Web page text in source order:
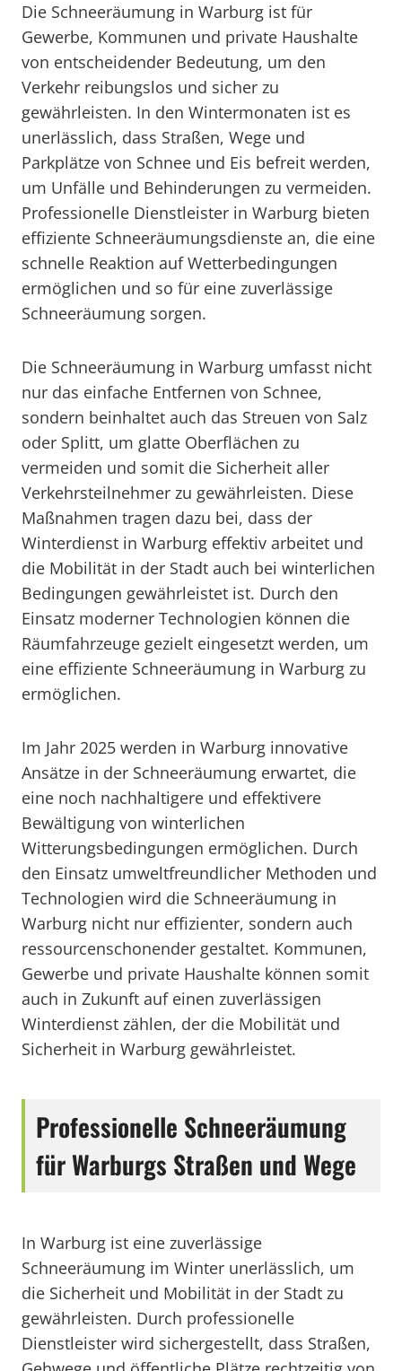
Die Schneeräumung in Warburg ist für
Gewerbe, Kommunen und private Haushalte
von entscheidender Bedeutung, um den
Verkehr reibungslos und sicher zu
gewährleisten. In den Wintermonaten ist es
unerlässlich, dass Straßen, Wege und
Parkplätze von Schnee und Eis befreit werden,
um Unfälle und Behinderungen zu vermeiden.
Professionelle Dienstleister in Warburg bieten
effiziente Schneeräumungsdienste an, die eine
schnelle Reaktion auf Wetterbedingungen
ermöglichen und so für eine zuverlässige
Schneeräumung sorgen.
Die Schneeräumung in Warburg umfasst nicht
nur das einfache Entfernen von Schnee,
sondern beinhaltet auch das Streuen von Salz
oder Splitt, um glatte Oberflächen zu
vermeiden und somit die Sicherheit aller
Verkehrsteilnehmer zu gewährleisten. Diese
Maßnahmen tragen dazu bei, dass der
Winterdienst in Warburg effektiv arbeitet und
die Mobilität in der Stadt auch bei winterlichen
Bedingungen gewährleistet ist. Durch den
Einsatz moderner Technologien können die
Räumfahrzeuge gezielt eingesetzt werden, um
eine effiziente Schneeräumung in Warburg zu
ermöglichen.
Im Jahr 2025 werden in Warburg innovative
Ansätze in der Schneeräumung erwartet, die
eine noch nachhaltigere und effektivere
Bewältigung von winterlichen
Witterungsbedingungen ermöglichen. Durch
den Einsatz umweltfreundlicher Methoden und
Technologien wird die Schneeräumung in
Warburg nicht nur effizienter, sondern auch
ressourcenschonender gestaltet. Kommunen,
Gewerbe und private Haushalte können somit
auch in Zukunft auf einen zuverlässigen
Winterdienst zählen, der die Mobilität und
Sicherheit in Warburg gewährleistet.
Professionelle Schneeräumung
für Warburgs Straßen und Wege
In Warburg ist eine zuverlässige
Schneeräumung im Winter unerlässlich, um
die Sicherheit und Mobilität in der Stadt zu
gewährleisten. Durch professionelle
Dienstleister wird sichergestellt, dass Straßen,